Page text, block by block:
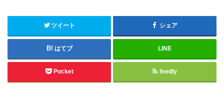
ツイート シェア
はてブ LINE
Pocket feedly